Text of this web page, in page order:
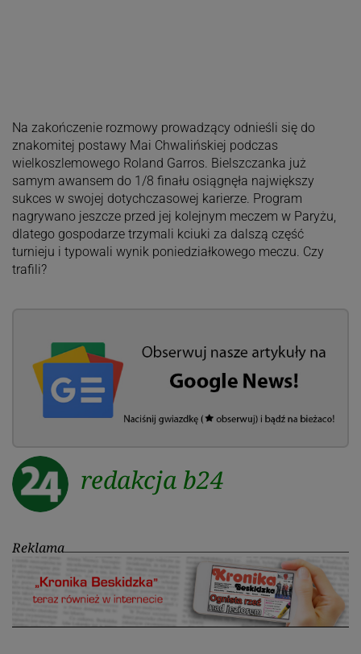
Na zakończenie rozmowy prowadzący odnieśli się do
znakomitej postawy Mai Chwalińskiej podczas
wielkoszlemowego Roland Garros. Bielszczanka już
samym awansem do 1/8 finału osiągnęła największy
sukces w swojej dotychczasowej karierze. Program
nagrywano jeszcze przed jej kolejnym meczem w Paryżu,
dlatego gospodarze trzymali kciuki za dalszą część
turnieju i typowali wynik poniedziałkowego meczu. Czy
trafili?
redakcja b24
Reklama